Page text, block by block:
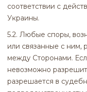
соответствии с
Украины.
5.2. Любые споры,
или связанные с ним,
между Сторонами.
невозможно
разрешается в